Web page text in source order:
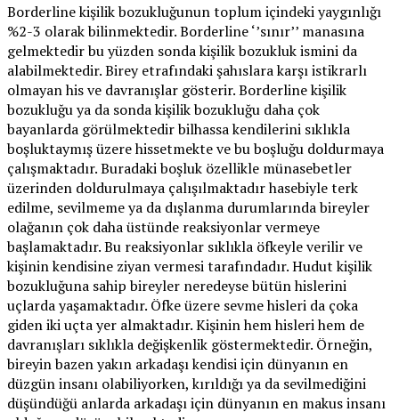
Borderline kişilik bozukluğunun toplum içindeki yaygınlığı
%2-3 olarak bilinmektedir. Borderline ‘’sınır’’ manasına
gelmektedir bu yüzden sonda kişilik bozukluk ismini da
alabilmektedir. Birey etrafındaki şahıslara karşı istikrarlı
olmayan his ve davranışlar gösterir. Borderline kişilik
bozukluğu ya da sonda kişilik bozukluğu daha çok
bayanlarda görülmektedir bilhassa kendilerini sıklıkla
boşluktaymış üzere hissetmekte ve bu boşluğu doldurmaya
çalışmaktadır. Buradaki boşluk özellikle münasebetler
üzerinden doldurulmaya çalışılmaktadır hasebiyle terk
edilme, sevilmeme ya da dışlanma durumlarında bireyler
olağanın çok daha üstünde reaksiyonlar vermeye
başlamaktadır. Bu reaksiyonlar sıklıkla öfkeyle verilir ve
kişinin kendisine ziyan vermesi tarafındadır. Hudut kişilik
bozukluğuna sahip bireyler neredeyse bütün hislerini
uçlarda yaşamaktadır. Öfke üzere sevme hisleri da çoka
giden iki uçta yer almaktadır. Kişinin hem hisleri hem de
davranışları sıklıkla değişkenlik göstermektedir. Örneğin,
bireyin bazen yakın arkadaşı kendisi için dünyanın en
düzgün insanı olabiliyorken, kırıldığı ya da sevilmediğini
düşündüğü anlarda arkadaşı için dünyanın en makus insanı